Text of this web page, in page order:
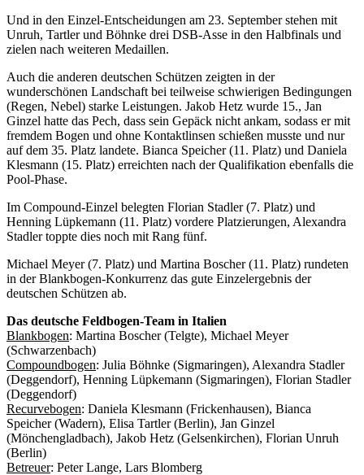
Und in den Einzel-Entscheidungen am 23. September stehen mit
Unruh, Tartler und Böhnke drei DSB-Asse in den Halbfinals und
zielen nach weiteren Medaillen.
Auch die anderen deutschen Schützen zeigten in der
wunderschönen Landschaft bei teilweise schwierigen Bedingungen
(Regen, Nebel) starke Leistungen. Jakob Hetz wurde 15., Jan
Ginzel hatte das Pech, dass sein Gepäck nicht ankam, sodass er mit
fremdem Bogen und ohne Kontaktlinsen schießen musste und nur
auf dem 35. Platz landete. Bianca Speicher (11. Platz) und Daniela
Klesmann (15. Platz) erreichten nach der Qualifikation ebenfalls die
Pool-Phase.
Im Compound-Einzel belegten Florian Stadler (7. Platz) und
Henning Lüpkemann (11. Platz) vordere Platzierungen, Alexandra
Stadler toppte dies noch mit Rang fünf.
Michael Meyer (7. Platz) und Martina Boscher (11. Platz) rundeten
in der Blankbogen-Konkurrenz das gute Einzelergebnis der
deutschen Schützen ab.
Das deutsche Feldbogen-Team in Italien
Blankbogen: Martina Boscher (Telgte), Michael Meyer
(Schwarzenbach)
Compoundbogen: Julia Böhnke (Sigmaringen), Alexandra Stadler
(Deggendorf), Henning Lüpkemann (Sigmaringen), Florian Stadler
(Deggendorf)
Recurvebogen: Daniela Klesmann (Frickenhausen), Bianca
Speicher (Wadern), Elisa Tartler (Berlin), Jan Ginzel
(Mönchengladbach), Jakob Hetz (Gelsenkirchen), Florian Unruh
(Berlin)
Betreuer: Peter Lange, Lars Blomberg